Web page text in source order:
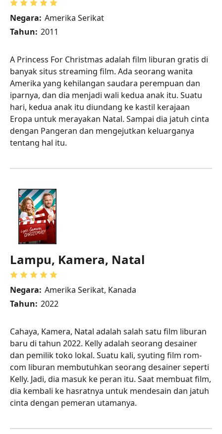
Negara: Amerika Serikat
Tahun: 2011
A Princess For Christmas adalah film liburan gratis di
banyak situs streaming film. Ada seorang wanita
Amerika yang kehilangan saudara perempuan dan
iparnya, dan dia menjadi wali kedua anak itu. Suatu
hari, kedua anak itu diundang ke kastil kerajaan
Eropa untuk merayakan Natal. Sampai dia jatuh cinta
dengan Pangeran dan mengejutkan keluarganya
tentang hal itu.
Lampu, Kamera, Natal
Negara: Amerika Serikat, Kanada
Tahun: 2022
Cahaya, Kamera, Natal adalah salah satu film liburan
baru di tahun 2022. Kelly adalah seorang desainer
dan pemilik toko lokal. Suatu kali, syuting film rom-
com liburan membutuhkan seorang desainer seperti
Kelly. Jadi, dia masuk ke peran itu. Saat membuat film,
dia kembali ke hasratnya untuk mendesain dan jatuh
cinta dengan pemeran utamanya.